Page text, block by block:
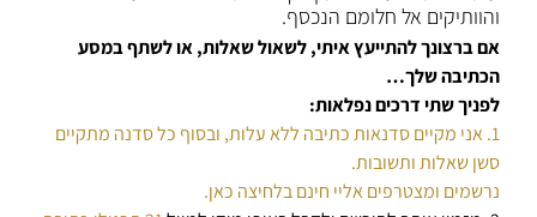
והוותיקים אל חלומם הנכסף.
אם ברצונך להתייעץ איתי, לשאול שאלות, או לשתף במסע
הכתיבה שלך…
לפניך שתי דרכים נפלאות:
1. אני מקיים סדנאות כתיבה ללא עלות, ובסוף כל סדנה מתקיים
סשן שאלות ותשובות.
נרשמים ומצטרפים אליי חינם בלחיצה כאן.